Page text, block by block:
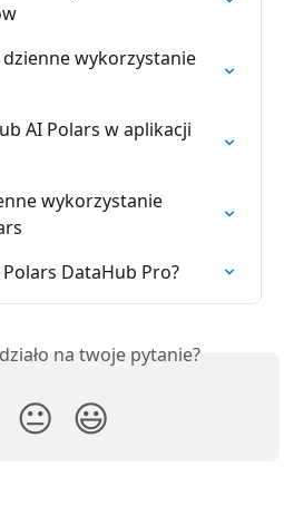
wykorzystanie
AI Polars w aplikacji
wykorzystanie
DataHub Pro?
na twoje pytanie?
😐 😃